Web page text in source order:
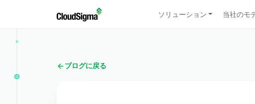
ソリューション 当社のモ
ブログに戻る